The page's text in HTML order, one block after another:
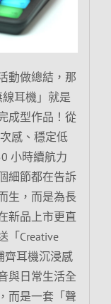
動做總結，那
線耳機」就是
成型作品！從
感、穩定低
小時續航力
細節都在告訴
生，而是為長
新品上市更直
「Creative
齊耳機沉浸感
與日常生活全
而是一套「聲